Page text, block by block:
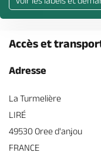
Accès et
Adresse
La Turmelière
LIRÉ
49530 Oree d'anjou
FRANCE